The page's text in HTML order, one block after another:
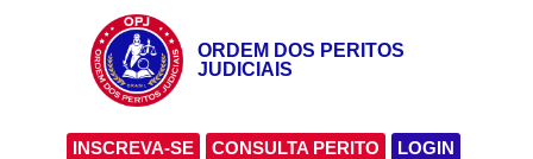
ORDEM DOS PERITOS
JUDICIAIS
INSCREVA-SE CONSULTA PERITO LOGIN